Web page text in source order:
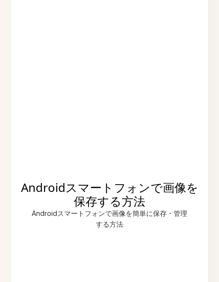
Androidスマートフォンで画像を
保存する方法
Androidスマートフォンで画像を簡単に保存・管理
する方法